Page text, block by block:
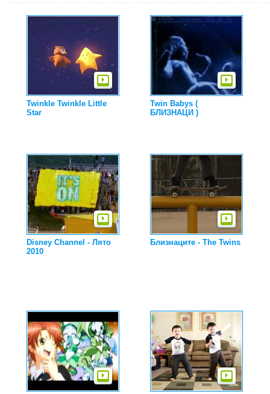
Twinkle Twinkle Little
Star
Twin Babys (
БЛИЗНАЦИ )
Disney Channel - Лято
2010
Близнаците - The Twins